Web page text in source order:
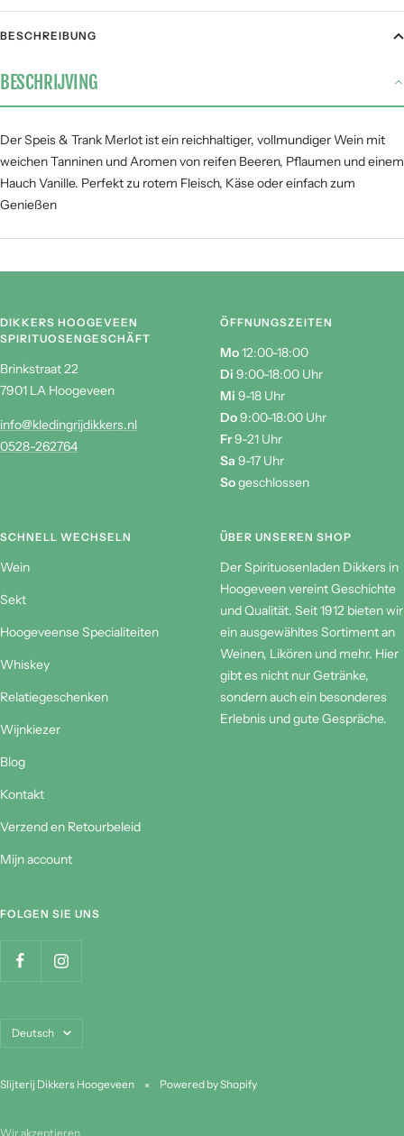
Stoofgerechten 3 / 5
Gerijpte kazen 3 / 5
Pasta 3 / 5
Vis &
zeevruchten
Zuur
Fruit
Kracht
Zoet
BESCHREIBUNG
BESCHRIJVING
Der Speis & Trank Merlot ist ein reichhaltiger, vollmundiger Wein mit
weichen Tanninen und Aromen von reifen Beeren, Pflaumen und einem
Hauch Vanille. Perfekt zu rotem Fleisch, Käse oder einfach zum
Genießen
DIKKERS HOOGEVEEN
SPIRITUOSENGESCHÄFT
Brinkstraat 22
7901 LA Hoogeveen
info@kledingrijdikkers.nl
0528-262764
ÖFFNUNGSZEITEN
Mo12:00-18:00
Di 9:00-18:00 Uhr
Mi 9-18 Uhr
Do9:00-18:00 Uhr
Fr9-21 Uhr
Sa 9-17 Uhr
Sogeschlossen
SCHNELL WECHSELN
Wein
Sekt
Hoogeveense Specialiteiten
Whiskey
Relatiegeschenken
Wijnkiezer
Blog
Kontakt
Verzend en Retourbeleid
Mijn account
ÜBER UNSEREN SHOP
Der Spirituosenladen Dikkers in
Hoogeveen vereint Geschichte
und Qualität. Seit 1912 bieten wir
ein ausgewähltes Sortiment an
Weinen, Likören und mehr. Hier
gibt es nicht nur Getränke,
sondern auch ein besonderes
Erlebnis und gute Gespräche.
FOLGEN SIE UNS
Sprache
Deutsch
Slijterij Dikkers Hoogeveen Powered by Shopify
Wir akzeptieren